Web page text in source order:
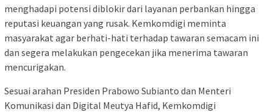
menghadapi potensi diblokir dari layanan perbankan hingga
reputasi keuangan yang rusak. Kemkomdigi meminta
masyarakat agar berhati-hati terhadap tawaran semacam ini
dan segera melakukan pengecekan jika menerima tawaran
mencurigakan.
Sesuai arahan Presiden Prabowo Subianto dan Menteri
Komunikasi dan Digital Meutya Hafid, Kemkomdigi